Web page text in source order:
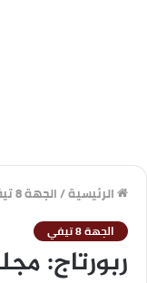
الرئيسية/الجهة 8 تيفي
الجهة 8 تيفي
ربورتاج: